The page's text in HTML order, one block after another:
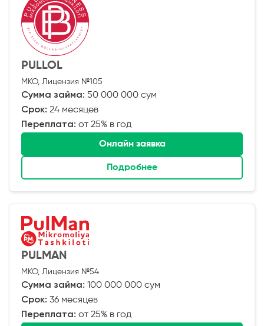
PULLOL
МКО, Лицензия №105
Сумма займа: 50 000 000 сум
Срок: 24 месяцев
Переплата: от 25% в год
Онлайн заявка
Подробнее
PULMAN
МКО, Лицензия №54
Сумма займа: 100 000 000 сум
Срок: 36 месяцев
Переплата: от 25% в год